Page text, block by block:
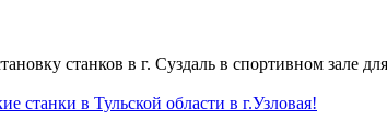
станков в г. Суздаль в спортивном зале